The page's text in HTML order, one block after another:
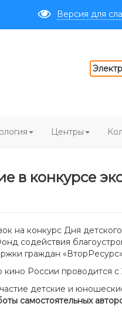
Версия для
Центры
в конкурсе
на конкурс Дня
содействия
граждан
кино России проводится с
детские и
самостоятельных